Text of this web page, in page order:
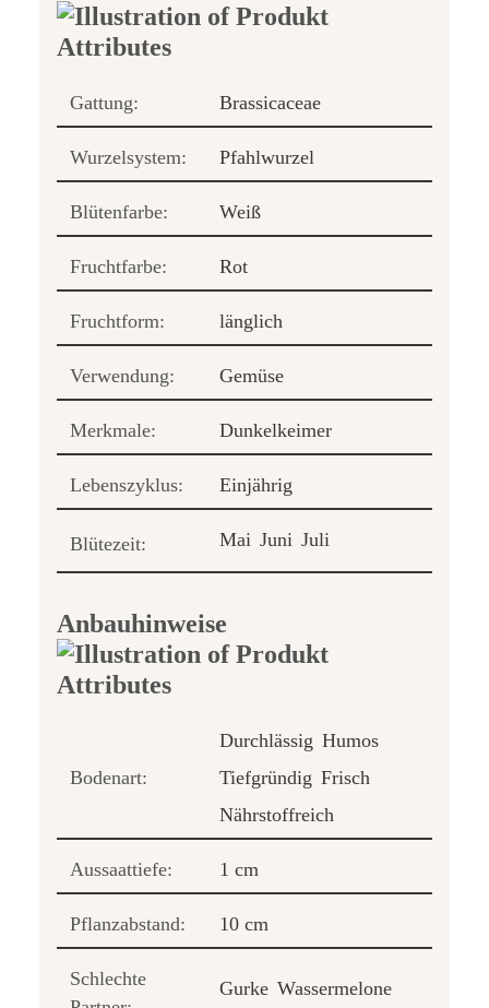
Gattung: Brassicaceae
Wurzelsystem: Pfahlwurzel
Blütenfarbe: Weiß
Fruchtfarbe: Rot
Fruchtform: länglich
Verwendung: Gemüse
Merkmale: Dunkelkeimer
Lebenszyklus: Einjährig
Blütezeit: Mai Juni Juli
Anbauhinweise
Bodenart:
Durchlässig Humos
Tiefgründig Frisch
Nährstoffreich
Aussaattiefe: 1 cm
Pflanzabstand: 10 cm
Schlechte
Gurke Wassermelone